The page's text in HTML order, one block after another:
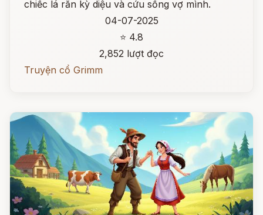
chiếc lá rắn kỳ diệu và cứu sống vợ mình.
04-07-2025
⭐ 4.8
2,852 lượt đọc
Truyện cổ Grimm